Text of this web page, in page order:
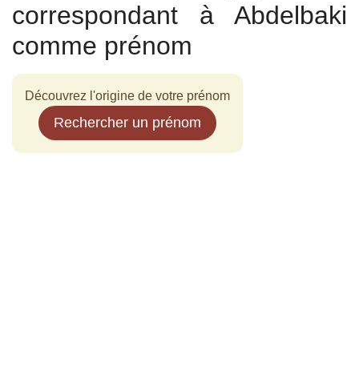
correspondant à Abdelbaki
comme prénom
Découvrez l'origine de votre prénom
Rechercher un prénom